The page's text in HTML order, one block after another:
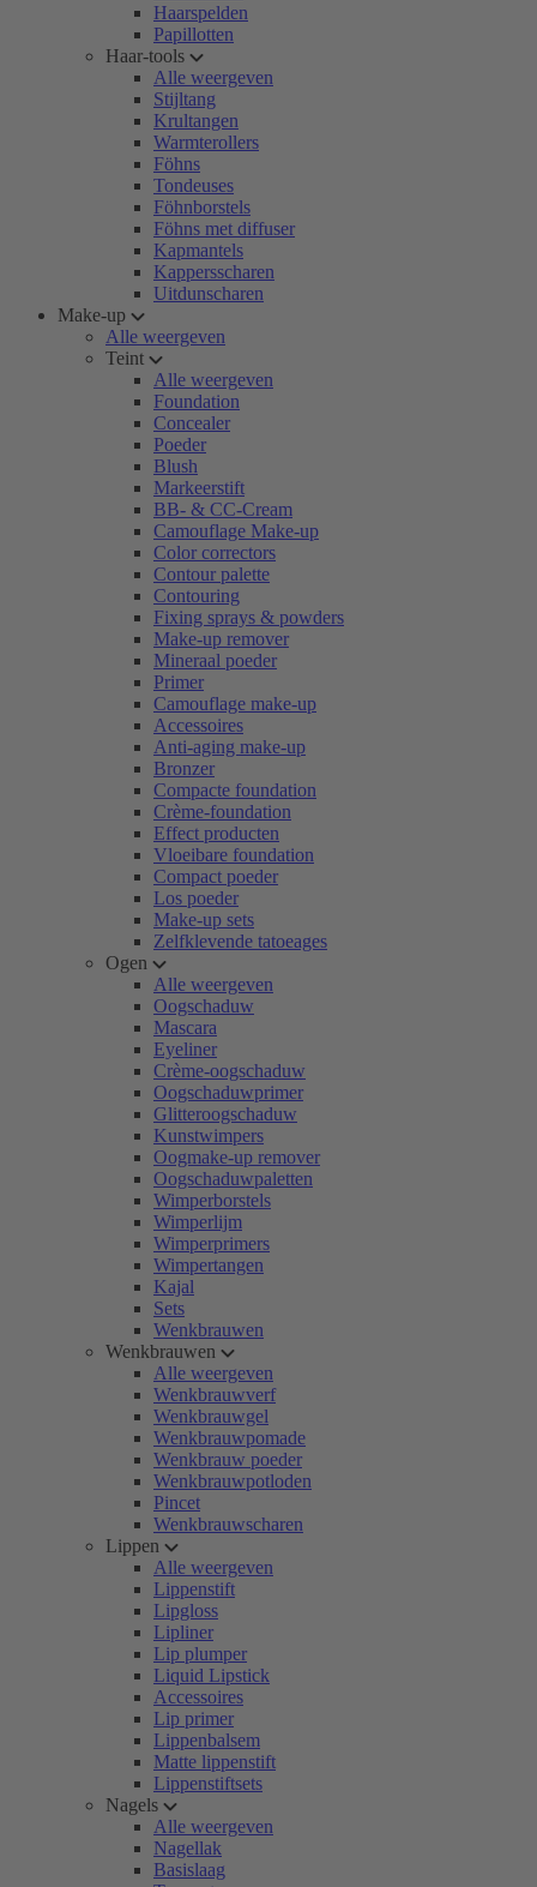
Haarspelden
Papillotten
Haar-tools
Alle weergeven
Stijltang
Krultangen
Warmterollers
Föhns
Tondeuses
Föhnborstels
Föhns met diffuser
Kapmantels
Kappersscharen
Uitdunscharen
Make-up
Alle weergeven
Teint
Alle weergeven
Foundation
Concealer
Poeder
Blush
Markeerstift
BB- & CC-Cream
Camouflage Make-up
Color correctors
Contour palette
Contouring
Fixing sprays & powders
Make-up remover
Mineraal poeder
Primer
Camouflage make-up
Accessoires
Anti-aging make-up
Bronzer
Compacte foundation
Crème-foundation
Effect producten
Vloeibare foundation
Compact poeder
Los poeder
Make-up sets
Zelfklevende tatoeages
Ogen
Alle weergeven
Oogschaduw
Mascara
Eyeliner
Crème-oogschaduw
Oogschaduwprimer
Glitteroogschaduw
Kunstwimpers
Oogmake-up remover
Oogschaduwpaletten
Wimperborstels
Wimperlijm
Wimperprimers
Wimpertangen
Kajal
Sets
Wenkbrauwen
Wenkbrauwen
Alle weergeven
Wenkbrauwverf
Wenkbrauwgel
Wenkbrauwpomade
Wenkbrauw poeder
Wenkbrauwpotloden
Pincet
Wenkbrauwscharen
Lippen
Alle weergeven
Lippenstift
Lipgloss
Lipliner
Lip plumper
Liquid Lipstick
Accessoires
Lip primer
Lippenbalsem
Matte lippenstift
Lippenstiftsets
Nagels
Alle weergeven
Nagellak
Basislaag